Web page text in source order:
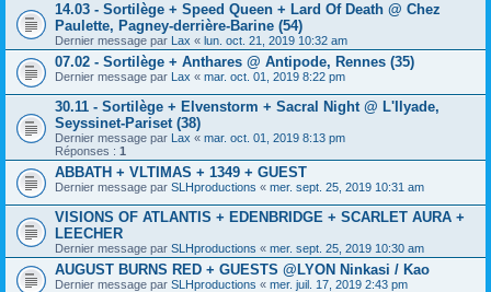
14.03 - Sortilège + Speed Queen + Lard Of Death @ Chez
Paulette, Pagney-derrière-Barine (54)
Dernier message par Lax « lun. oct. 21, 2019 10:32 am
07.02 - Sortilège + Anthares @ Antipode, Rennes (35)
Dernier message par Lax « mar. oct. 01, 2019 8:22 pm
30.11 - Sortilège + Elvenstorm + Sacral Night @ L'Ilyade,
Seyssinet-Pariset (38)
Dernier message par Lax « mar. oct. 01, 2019 8:13 pm
Réponses : 1
ABBATH + VLTIMAS + 1349 + GUEST
Dernier message par SLHproductions « mer. sept. 25, 2019 10:31 am
VISIONS OF ATLANTIS + EDENBRIDGE + SCARLET AURA +
LEECHER
Dernier message par SLHproductions « mer. sept. 25, 2019 10:30 am
AUGUST BURNS RED + GUESTS @LYON Ninkasi / Kao
Dernier message par SLHproductions « mer. juil. 17, 2019 2:43 pm